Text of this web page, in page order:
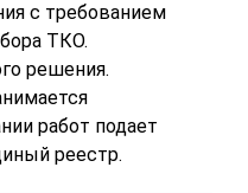
с требованием
ТКО.
решения.
работ подает
реестр.